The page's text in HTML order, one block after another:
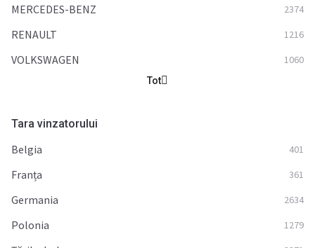
MERCEDES-BENZ 2374
RENAULT 1216
VOLKSWAGEN 1060
Tot
Tara vinzatorului
Belgia 401
Franța 361
Germania 2634
Polonia 1279